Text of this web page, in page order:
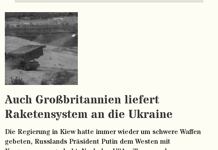
Auch Großbritannien liefert
Raketensystem an die Ukraine
Die Regierung in Kiew hatte immer wieder um schwere Waffen
gebeten, Russlands Präsident Putin dem Westen mit